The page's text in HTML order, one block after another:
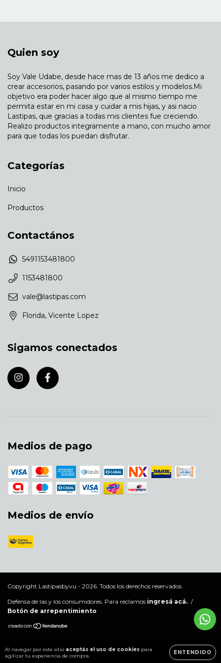
Al navegar por este sitio aceptás el uso de cookies para
agilizar tu experiencia de compra.
ENTENDIDO
Quien soy
Soy Vale Udabe, desde hace mas de 13 años me dedico a
crear accesorios, pasando por varios estilos y modelos.Mi
objetivo era poder hacer algo que al mismo tiempo me
permita estar en mi casa y cuidar a mis hijas, y asi nacio
Lastipas, que gracias a todas mis clientes fue creciendo.
Realizo productos integramente a mano, con mucho amor
para que todas los puedan disfrutar.
Categorías
Inicio
Productos
Contactános
5491153481800
1153481800
vale@lastipas.com
Florida, Vicente Lopez
Sigamos conectados
Medios de pago
Medios de envío
Copyright Lastipasbyvu - 2026. Todos los derechos reservados.
Defensa de las y los consumidores. Para reclamos ingresá acá. /
Botón de arrepentimiento